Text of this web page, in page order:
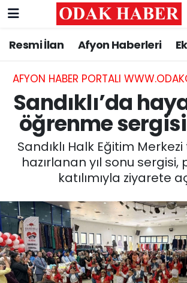
Resmi İlan Afyon Haberleri
AFYON HABER PORTALI
Sandıklı’da
öğrenme sergisi
Sandıklı Halk Eğitim
hazırlanan yıl sonu
katılımıyla ziyarete
AFYONKARAHİSAR HABERLERİ
Resmi İlan
ASAYİŞ
GÜNCEL
SİYASET
EĞİTİM
MAGAZİN
SAĞLIK
Nöbetçi Eczaneler
Hava Durumu
Trafik Durumu
Süper Lig Puan Durumu ve
Tüm Manşetler
Son Dakika Haberleri
Haber Arşivi